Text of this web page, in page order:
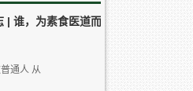
| 谁，为素食医道而
通人 从